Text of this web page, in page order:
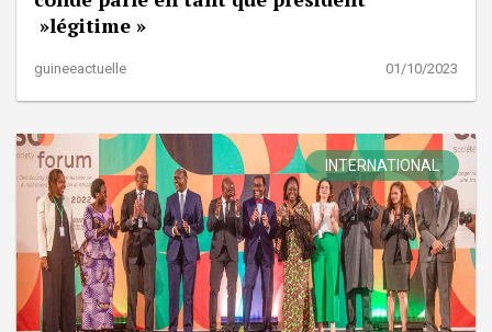
»légitime »
guineeactuelle 01/10/2023
INTERNATIONAL